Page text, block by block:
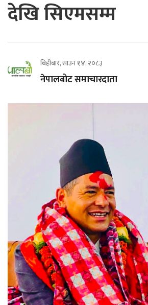
देखि सिएमसम्म
बिहीबार, साउन १४, २०८३
नेपालबोट समाचारदाता